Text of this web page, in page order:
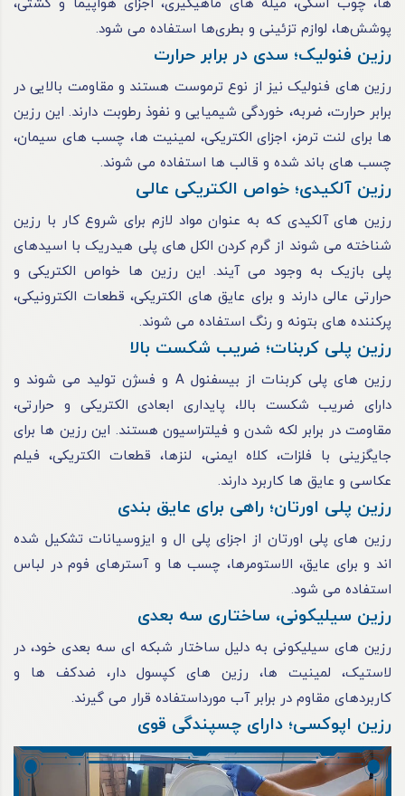
ها، چوب اسکی، میله‌ های ماهیگیری، اجزای هواپیما و کشتی،
پوشش‌ها، لوازم تزئینی و بطری‌ها استفاده می‌ شود.
رزین فنولیک؛ سدی در برابر حرارت
رزین‌ های فنولیک نیز از نوع ترموست هستند و مقاومت بالایی در
برابر حرارت، ضربه، خوردگی شیمیایی و نفوذ رطوبت دارند. این رزین‌
ها برای لنت ترمز، اجزای الکتریکی، لمینیت‌ ها، چسب‌ های سیمان،
چسب‌ های باند شده و قالب‌ ها استفاده می‌ شوند.
رزین آلکیدی؛ خواص الکتریکی عالی
رزین‌ های آلکیدی که به‌ عنوان مواد لازم برای شروع کار با رزین
شناخته می‌ شوند از گرم کردن الکل‌ های پلی‌ هیدریک با اسیدهای
پلی‌ بازیک به‌ وجود می‌ آیند. این رزین‌ ها خواص الکتریکی و
حرارتی عالی دارند و برای عایق‌ های الکتریکی، قطعات الکترونیکی،
پرکننده‌ های بتونه و رنگ استفاده می‌ شوند.
رزین پلی کربنات؛ ضریب شکست بالا
رزین‌ های پلی کربنات از بیسفنول A و فسژن تولید می‌ شوند و
دارای ضریب شکست بالا، پایداری ابعادی الکتریکی و حرارتی،
مقاومت در برابر لکه شدن و فیلتراسیون هستند. این رزین‌ ها برای
جایگزینی با فلزات، کلاه ایمنی، لنزها، قطعات الکتریکی، فیلم
عکاسی و عایق‌ ها کاربرد دارند.
رزین پلی اورتان؛ راهی برای عایق بندی
رزین‌ های پلی اورتان از اجزای پلی‌ ال و ایزوسیانات تشکیل شده‌
اند و برای عایق، الاستومرها، چسب‌ ها و آسترهای فوم در لباس
استفاده می‌ شود.
رزین سیلیکونی، ساختاری سه بعدی
رزین‌ های سیلیکونی به ‌دلیل ساختار شبکه‌ ای سه‌ بعدی خود، در
لاستیک، لمینیت‌ ها، رزین‌ های کپسول‌ دار، ضدکف‌ ها و
کاربردهای مقاوم در برابر آب مورداستفاده قرار می‌ گیرند.
رزین اپوکسی؛ دارای چسپندگی قوی